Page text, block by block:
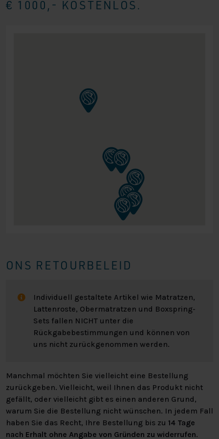
Komfortzonen sinken an den schwereren Körperstellen,
wie den Schultern und Hüften, stärker ein. Dadurch liegst
du stabiler auf deinem Boxspringbett und genießt
hochwertigem HR-40 Kaltschaum. Dank dieser
Deckschicht werden die Matratzen extrem gut belüftet.
Der Härtegrad deiner Taschenfederkernmatratze liegt ganz
bei dir. Du kannst eine mittelharte Matratze für Personen
mit einem Gewicht von bis zu 85 kg oder eine feste
Matratze für Personen mit einem Gewicht von 85 kg oder
mehr wählen. Auf diese Weise stellst du sicher, dass du
DIE BEINE
verschiedene Beinsätze. So wählst du das Set, das am
besten zu deinen Bedürfnissen passt. Die Beine sind 12
cm hoch.
Dieses Boxspringbett wird mit einem eleganten,
gepolsterten, zweistufigen Kopfteil geliefert. Das Design
ist schlank und modern und sorgt für einen extrem
entspannten Look. Genau wie eine Lounge sein sollte! Das
Kopfteil ist ca. 115 cm hoch und 10 cm dick.
€ 1000,- KOSTENLOS.
ONS RETOURBELEID
Individuell gestaltete Artikel wie Matratzen,
Lattenroste, Obermatratzen und Boxspring-
Sets fallen NICHT unter die
Rückgabebestimmungen und können von
uns nicht zurückgenommen werden.
Manchmal möchten Sie vielleicht eine Bestellung
zurückgeben. Vielleicht, weil Ihnen das Produkt nicht
gefällt, oder vielleicht gibt es einen anderen Grund,
warum Sie die Bestellung nicht wünschen. In jedem Fall
haben Sie das Recht, Ihre Bestellung bis zu 14 Tage
nach Erhalt ohne Angabe von Gründen zu widerrufen.